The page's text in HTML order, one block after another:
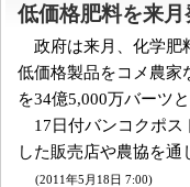
低価格肥料を来
政府は来月、化学肥
低価格製品をコメ農家
を34億5,000万バーツ
17日付バンコクポス
した販売店や農協を通
(2011年5月18日 7:00)